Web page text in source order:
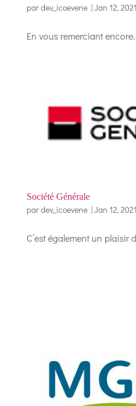
pardev_icoevene|Jan 12, 2021
En vous remerciant
Société Générale
pardev_icoevene|Jan 12, 2021
C’est également un plaisir